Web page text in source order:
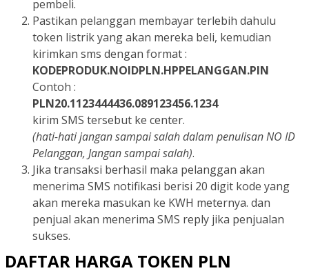
pembeli.
Pastikan pelanggan membayar terlebih dahulu
token listrik yang akan mereka beli, kemudian
kirimkan sms dengan format :
KODEPRODUK.NOIDPLN.HPPELANGGAN.PIN
Contoh :
PLN20.1123444436.089123456.1234
kirim SMS tersebut ke center.
(hati-hati jangan sampai salah dalam penulisan NO ID
Pelanggan, Jangan sampai salah).
Jika transaksi berhasil maka pelanggan akan
menerima SMS notifikasi berisi 20 digit kode yang
akan mereka masukan ke KWH meternya. dan
penjual akan menerima SMS reply jika penjualan
sukses.
DAFTAR HARGA TOKEN PLN